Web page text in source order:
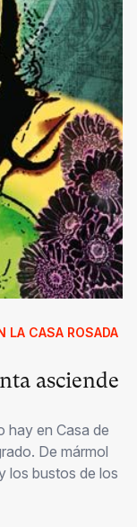
LA CASA ROSADA
asciende
hay en Casa de
De mármol
los bustos de los